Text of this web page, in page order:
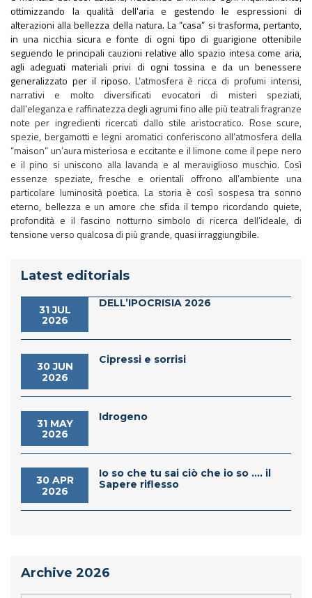
ottimizzando la qualità dell'aria e gestendo le espressioni di
alterazioni alla bellezza della natura. La “casa” si trasforma, pertanto,
in una nicchia sicura e fonte di ogni tipo di guarigione ottenibile
seguendo le principali cauzioni relative allo spazio intesa come aria,
agli adeguati materiali privi di ogni tossina e da un benessere
generalizzato per il riposo. L’atmosfera è ricca di profumi intensi,
narrativi e molto diversificati evocatori di misteri speziati,
dall’eleganza e raffinatezza degli agrumi fino alle più teatrali fragranze
note per ingredienti ricercati dallo stile aristocratico. Rose scure,
spezie, bergamotti e legni aromatici conferiscono all’atmosfera della
“maison” un’aura misteriosa e eccitante e il limone come il pepe nero
e il pino si uniscono alla lavanda e al meraviglioso muschio. Così
essenze speziate, fresche e orientali offrono all’ambiente una
particolare luminosità poetica. La storia è così sospesa tra sonno
eterno, bellezza e un amore che sfida il tempo ricordando quiete,
profondità e il fascino notturno simbolo di ricerca dell’ideale, di
tensione verso qualcosa di più grande, quasi irraggiungibile.
Latest editorials
31 JUL
2026
DELL’IPOCRISIA 2026
30 JUN
2026
Cipressi e sorrisi
31 MAY
2026
Idrogeno
30 APR
2026
Io so che tu sai ciò che io so .... il
Sapere riflesso
Archive 2026